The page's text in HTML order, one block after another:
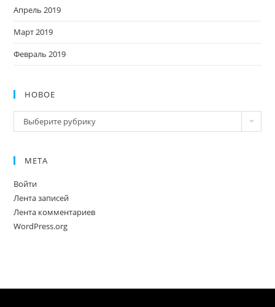
Апрель 2019
Март 2019
Февраль 2019
НОВОЕ
Новое
Выберите рубрику
МЕТА
Войти
Лента записей
Лента комментариев
WordPress.org